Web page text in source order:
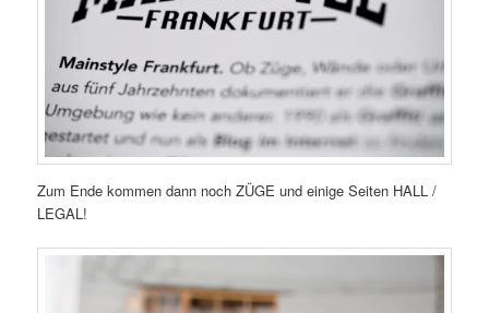
Zum Ende kommen dann noch ZÜGE und einige Seiten HALL /
LEGAL!